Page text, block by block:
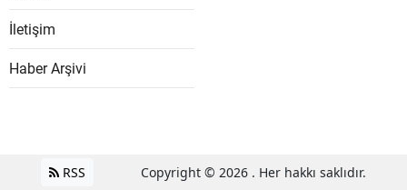
İletişim
Haber Arşivi
RSS Copyright © 2026 . Her hakkı saklıdır.